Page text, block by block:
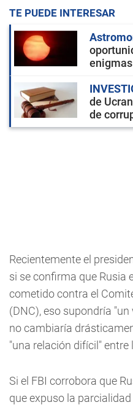
TE PUEDE INTERESAR
enigmas
de
de
Recientemente el
si se confirma que Rusia
cometido contra el
(DNC), eso supondría
no cambiaría
"una relación difícil"
Si el FBI corrobora que
que expuso la